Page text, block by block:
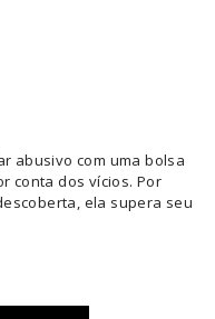
abusivo com uma bolsa
conta dos vícios. Por
ela supera seu